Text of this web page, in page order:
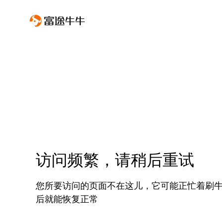
访问频繁，请稍后重试
您所要访问的页面不在这儿，它可能正忙着刷
后就能恢复正常